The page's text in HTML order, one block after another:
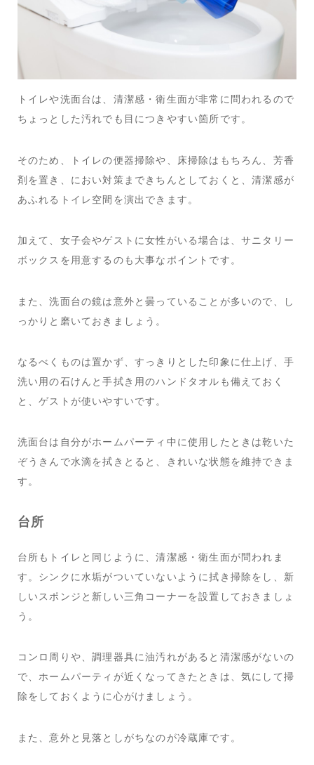
トイレや洗面台は、清潔感・衛生面が非常に問われるので
ちょっとした汚れでも目につきやすい箇所です。
そのため、トイレの便器掃除や、床掃除はもちろん、芳香
剤を置き、におい対策まできちんとしておくと、清潔感が
あふれるトイレ空間を演出できます。
加えて、女子会やゲストに女性がいる場合は、サニタリー
ボックスを用意するのも大事なポイントです。
また、洗面台の鏡は意外と曇っていることが多いので、し
っかりと磨いておきましょう。
なるべくものは置かず、すっきりとした印象に仕上げ、手
洗い用の石けんと手拭き用のハンドタオルも備えておく
と、ゲストが使いやすいです。
洗面台は自分がホームパーティ中に使用したときは乾いた
ぞうきんで水滴を拭きとると、きれいな状態を維持できま
す。
台所
台所もトイレと同じように、清潔感・衛生面が問われま
す。シンクに水垢がついていないように拭き掃除をし、新
しいスポンジと新しい三角コーナーを設置しておきましょ
う。
コンロ周りや、調理器具に油汚れがあると清潔感がないの
で、ホームパーティが近くなってきたときは、気にして掃
除をしておくように心がけましょう。
また、意外と見落としがちなのが冷蔵庫です。